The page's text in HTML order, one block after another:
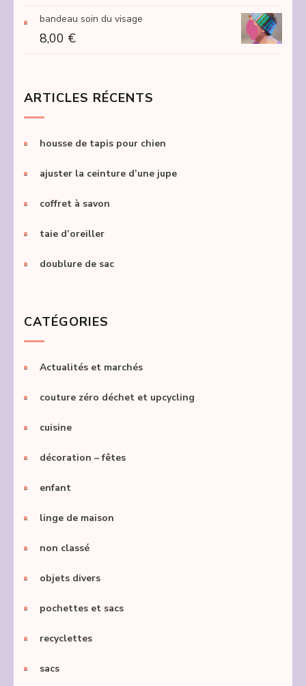
bandeau soin du visage
8,00 €
ARTICLES RÉCENTS
housse de tapis pour chien
ajuster la ceinture d’une jupe
coffret à savon
taie d’oreiller
doublure de sac
CATÉGORIES
Actualités et marchés
couture zéro déchet et upcycling
cuisine
décoration – fêtes
enfant
linge de maison
non classé
objets divers
pochettes et sacs
recyclettes
sacs